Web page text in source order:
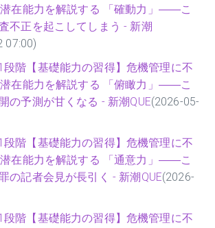
在能力を解説する 「確動力」――こ
不正を起こしてしまう - 新潮
07:00)
段階【基礎能力の習得】危機管理に不
在能力を解説する 「俯瞰力」――こ
の予測が甘くなる - 新潮QUE(2026-05-
段階【基礎能力の習得】危機管理に不
在能力を解説する 「通意力」――こ
の記者会見が長引く - 新潮QUE(2026-
段階【基礎能力の習得】危機管理に不